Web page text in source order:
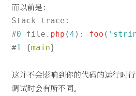
而以前是：
Stack trace:
#0 file. php (4 ): foo (
#1 {main}
这并不会影响到你的代码的运行时
调试时会有所不同。